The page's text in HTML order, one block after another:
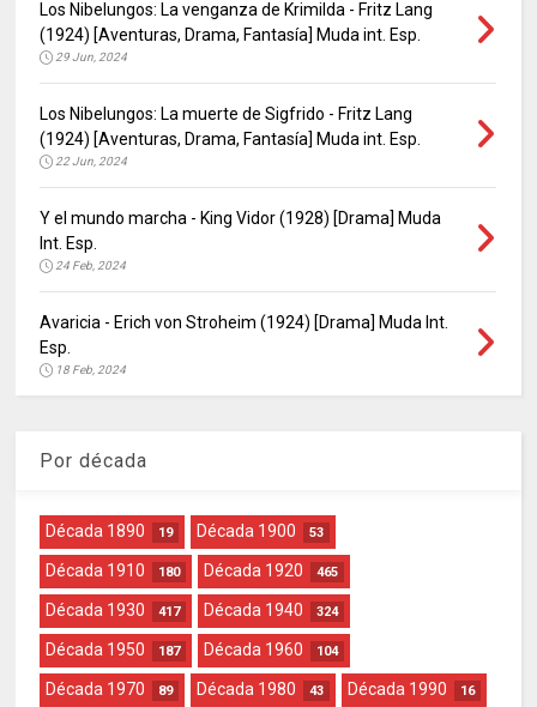
Los Nibelungos: La venganza de Krimilda - Fritz Lang
(1924) [Aventuras, Drama, Fantasía] Muda int. Esp.
29 Jun, 2024
Los Nibelungos: La muerte de Sigfrido - Fritz Lang
(1924) [Aventuras, Drama, Fantasía] Muda int. Esp.
22 Jun, 2024
Y el mundo marcha - King Vidor (1928) [Drama] Muda
Int. Esp.
24 Feb, 2024
Avaricia - Erich von Stroheim (1924) [Drama] Muda Int.
Esp.
18 Feb, 2024
Por década
Década 1890 19 Década 1900 53
Década 1910 180 Década 1920 465
Década 1930 417 Década 1940 324
Década 1950 187 Década 1960 104
Década 1970 89 Década 1980 43 Década 1990 16